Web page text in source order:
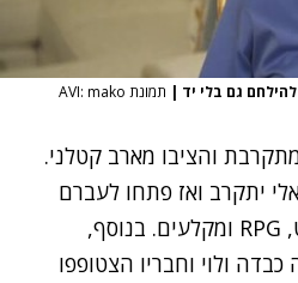
גם בלי יד | תמונת AVI: mako
והציבו מארב קטלני.
יתקרב ואז פתחו לעברם
באש קטלנית של טילי נ"ט, RPG ומקלעים. בנוסף,
ולוי וחבריו הצטופפו